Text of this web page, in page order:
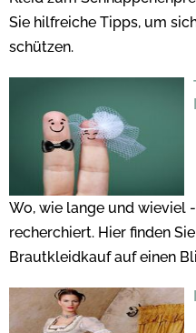
Sie hilfreiche Tipps, um
schützen.
Wo, wie lange und wieviel
recherchiert. Hier finden
Brautkleidkauf auf einen